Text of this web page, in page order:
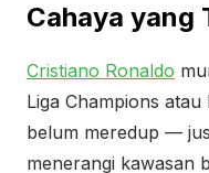
Cahaya yang
Cristiano Ronaldo
Liga Champions
belum meredup —
menerangi kawasan